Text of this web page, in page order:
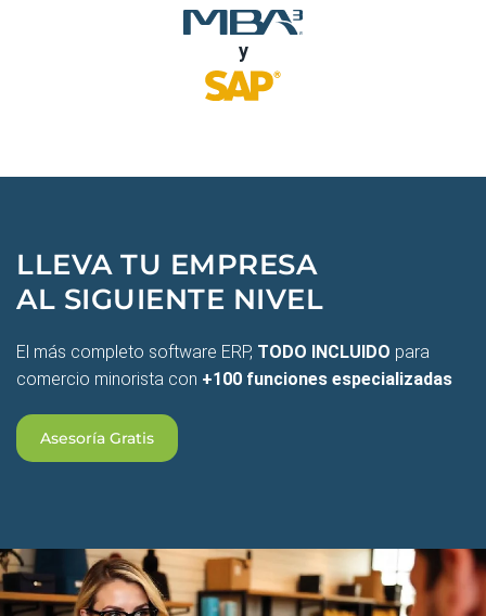
y
LLEVA TU EMPRESA
AL SIGUIENTE NIVEL
El más completo software ERP, TODO INCLUIDO para
comercio minorista con +100 funciones especializadas
Asesoría Gratis